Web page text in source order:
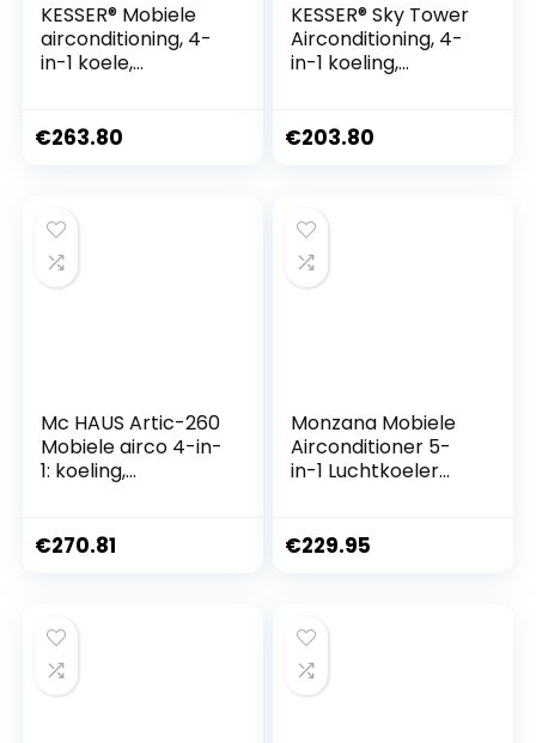
KESSER® Mobiele
airconditioning, 4-
in-1 koele,
9000 BTU/h (2.600
en timer,
nachtmodule
€263.80
KESSER® Sky Tower
Airconditioning, 4-
in-1 koeling,
BTU/h (2.600 watt),
en timer,
nachtmodus (EEK:
A)
€203.80
Mc HAUS Artic-260
Mobiele airco 4-in-
1: koeling,
ontvochtiging, wifi-
€270.81
Monzana Mobiele
Airconditioner 5-
in-1 Luchtkoeler
Verwarming WiFi
€229.95